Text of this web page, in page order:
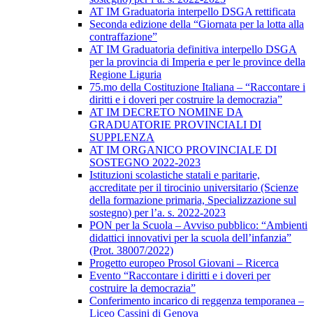
AT IM Graduatoria interpello DSGA rettificata
Seconda edizione della “Giornata per la lotta alla
contraffazione”
AT IM Graduatoria definitiva interpello DSGA
per la provincia di Imperia e per le province della
Regione Liguria
75.mo della Costituzione Italiana – “Raccontare i
diritti e i doveri per costruire la democrazia”
AT IM DECRETO NOMINE DA
GRADUATORIE PROVINCIALI DI
SUPPLENZA
AT IM ORGANICO PROVINCIALE DI
SOSTEGNO 2022-2023
Istituzioni scolastiche statali e paritarie,
accreditate per il tirocinio universitario (Scienze
della formazione primaria, Specializzazione sul
sostegno) per l’a. s. 2022-2023
PON per la Scuola – Avviso pubblico: “Ambienti
didattici innovativi per la scuola dell’infanzia”
(Prot. 38007/2022)
Progetto europeo Prosol Giovani – Ricerca
Evento “Raccontare i diritti e i doveri per
costruire la democrazia”
Conferimento incarico di reggenza temporanea –
Liceo Cassini di Genova